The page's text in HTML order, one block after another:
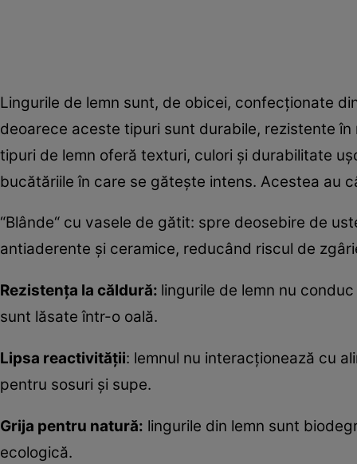
Lingurile de lemn sunt, de obicei, confecționate
deoarece aceste tipuri sunt durabile, rezistente
tipuri de lemn oferă texturi, culori și durabilitate
bucătăriile în care se gătește intens. Acestea au
“Blânde“ cu vasele de gătit: spre deosebire de
antiaderente și ceramice, reducând riscul de
Rezistența la căldură: lingurile de lemn nu
sunt lăsate într-o oală.
Lipsa reactivității: lemnul nu interacționează cu
pentru sosuri și supe.
Grija pentru natură: lingurile din lemn sunt
ecologică.